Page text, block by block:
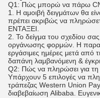
Q1: Πώς μπορώ να πάρω
1. Η αμοιβή δειγμάτων θα
πρέπει ακριβώς να
ΕΝΤΑΞΕΙ.
2. Το δείγμα του σχεδίου
οργάνωσης φορμών. Η
εργάσιμες ημέρες μετά από
δαπάνη λαμβανόμενη &
Q2: Πώς να πληρώσει για τη
Υπάρχουν 5 επιλογές να
τράπεζας Western Union
διαβεβαίωση Alibaba.